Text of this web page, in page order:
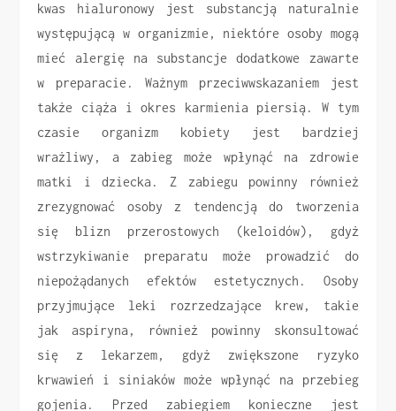
kwas hialuronowy jest substancją naturalnie
występującą w organizmie, niektóre osoby mogą
mieć alergię na substancje dodatkowe zawarte
w preparacie. Ważnym przeciwwskazaniem jest
także ciąża i okres karmienia piersią. W tym
czasie organizm kobiety jest bardziej
wrażliwy, a zabieg może wpłynąć na zdrowie
matki i dziecka. Z zabiegu powinny również
zrezygnować osoby z tendencją do tworzenia
się blizn przerostowych (keloidów), gdyż
wstrzykiwanie preparatu może prowadzić do
niepożądanych efektów estetycznych. Osoby
przyjmujące leki rozrzedzające krew, takie
jak aspiryna, również powinny skonsultować
się z lekarzem, gdyż zwiększone ryzyko
krwawień i siniaków może wpłynąć na przebieg
gojenia. Przed zabiegiem konieczne jest